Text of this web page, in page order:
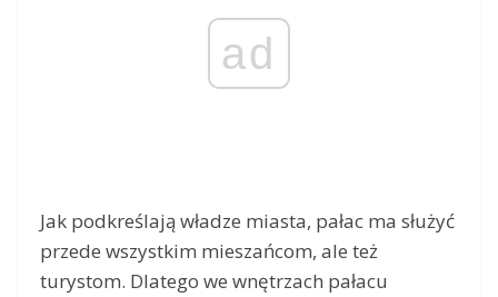
ad
Jak podkreślają władze miasta, pałac ma służyć
przede wszystkim mieszańcom, ale też
turystom. Dlatego we wnętrzach pałacu